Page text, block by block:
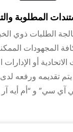
المطلوبة
الطلبات ذوي
المجهودات
أو
تقديمه ورفعه لدى
سي آي سي” و “أم أيه